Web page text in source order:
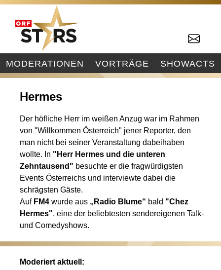
MODERATIONEN VORTRÄGE SHOWACTS
Hermes
Der höfliche Herr im weißen Anzug war im Rahmen
von "Willkommen Österreich" jener Reporter, den
man nicht bei seiner Veranstaltung dabeihaben
wollte. In "Herr Hermes und die unteren
Zehntausend" besuchte er die fragwürdigsten
Events Österreichs und interviewte dabei die
schrägsten Gäste.
AufFM4 wurde aus „Radio Blume“ bald "Chez
Hermes", eine der beliebtesten sendereigenen Talk-
und Comedyshows.
Moderiert aktuell: